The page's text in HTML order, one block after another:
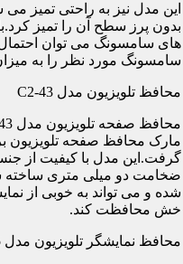
این مدل نیز به راحتی تمیز
بدون پرز سطح آن را تمیز
های سامسونگ می توان احتمال
سامسونگ مورد نظر را به
محافظ تلویزیون مدل C2-43
گرفت.این مدل با کیفیت از
ضخامت دو میلی متری
شده و می تواند به خوبی از
خش محافظت کند.
محافظ نمایشگر تلویزیون مدل A55